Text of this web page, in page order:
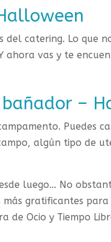
catering. Lo que
ahora vas y te
–
Puedes
algún tipo de
luego… No
gratificantes
de Ocio y Tiempo